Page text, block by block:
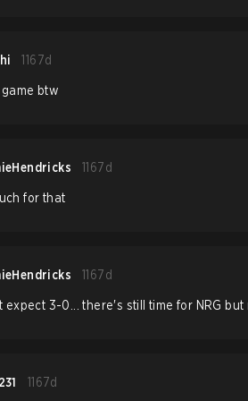
1167d
game btw
1167d
for that
1167d
expect 3-0... there's still time for NRG but
1167d